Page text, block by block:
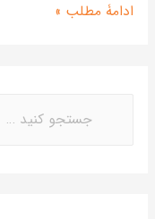
ادامۀ مطلب »